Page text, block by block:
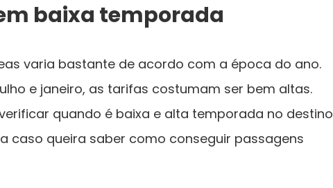
baixa temporada
varia bastante de acordo com a época do ano.
e janeiro, as tarifas costumam ser bem altas.
quando é baixa e alta temporada no destino
caso queira saber como conseguir passagens